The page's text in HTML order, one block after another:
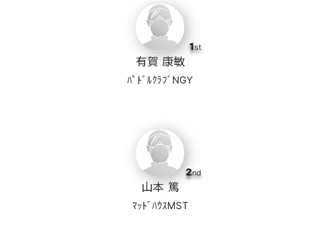
1st
有賀 康敏
ﾊﾟﾄﾞﾙｸﾗﾌﾞNGY
2nd
山本 篤
ﾏｯﾄﾞﾊｳｽMST